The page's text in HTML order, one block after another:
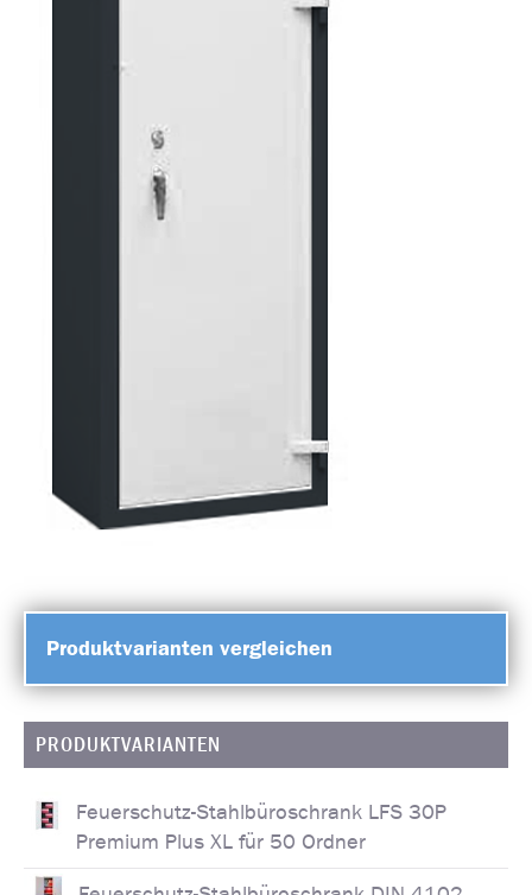
Produktvarianten vergleichen
PRODUKTVARIANTEN
Feuerschutz-Stahlbüroschrank LFS 30P
Premium Plus XL für 50 Ordner